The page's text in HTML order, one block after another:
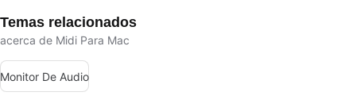
Temas relacionados
acerca de Midi Para Mac
Monitor De Audio